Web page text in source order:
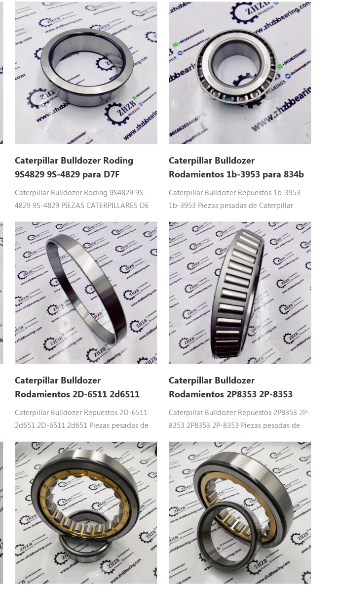
D5E, D7G, D7G2, D9R .
D5E, D7G, D7G2, D9R .
Caterpillar Bulldozer Roding
9S4829 9S-4829 para D7F
Caterpillar Bulldozer Roding 9S4829 9S-
4829 9S-4829 PIEZAS CATERPILLARES DE
D8H, D8K.
Caterpillar Bulldozer
Rodamientos 1b-3953 para 834b
Caterpillar Bulldozer Repuestos 1b-3953
1b-3953 Piezas pesadas de Caterpillar
Caterpillar Bulldozer
Rodamientos 2D-6511 2d6511
para 980g
Caterpillar Bulldozer Repuestos 2D-6511
2d651 2D-6511 2d651 Piezas pesadas de
988f
Caterpillar Bulldozer
Rodamientos 2P8353 2P-8353
para 980g
Caterpillar Bulldozer Repuestos 2P8353 2P-
8353 2P8353 2P-8353 Piezas pesadas de
988f